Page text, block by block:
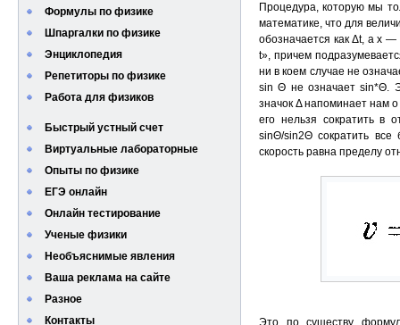
Формулы по физике
Шпаргалки по физике
Энциклопедия
Репетиторы по физике
Работа для физиков
Быстрый устный счет
Виртуальные лабораторные
Опыты по физике
ЕГЭ онлайн
Онлайн тестирование
Ученые физики
Необъяснимые явления
Ваша реклама на сайте
Разное
Контакты
Процедура, которую мы
математике, что для
обозначается как Δt, а х
t», причем
ни в коем случае не
sin Θ не означает sin*Θ.
значок Δ напоминает нам
его нельзя сократить в
sinΘ/sin2Θ сократить все
скорость равна пределу
Это по существу